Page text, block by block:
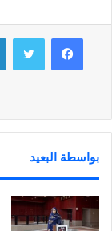
فيسبوك
بواسطة البعيد